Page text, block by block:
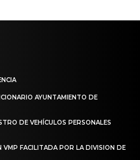
AYUNTAMIENTO DE
DE VEHÍCULOS PERSONALES
FACILITADA POR LA DIVISION DE